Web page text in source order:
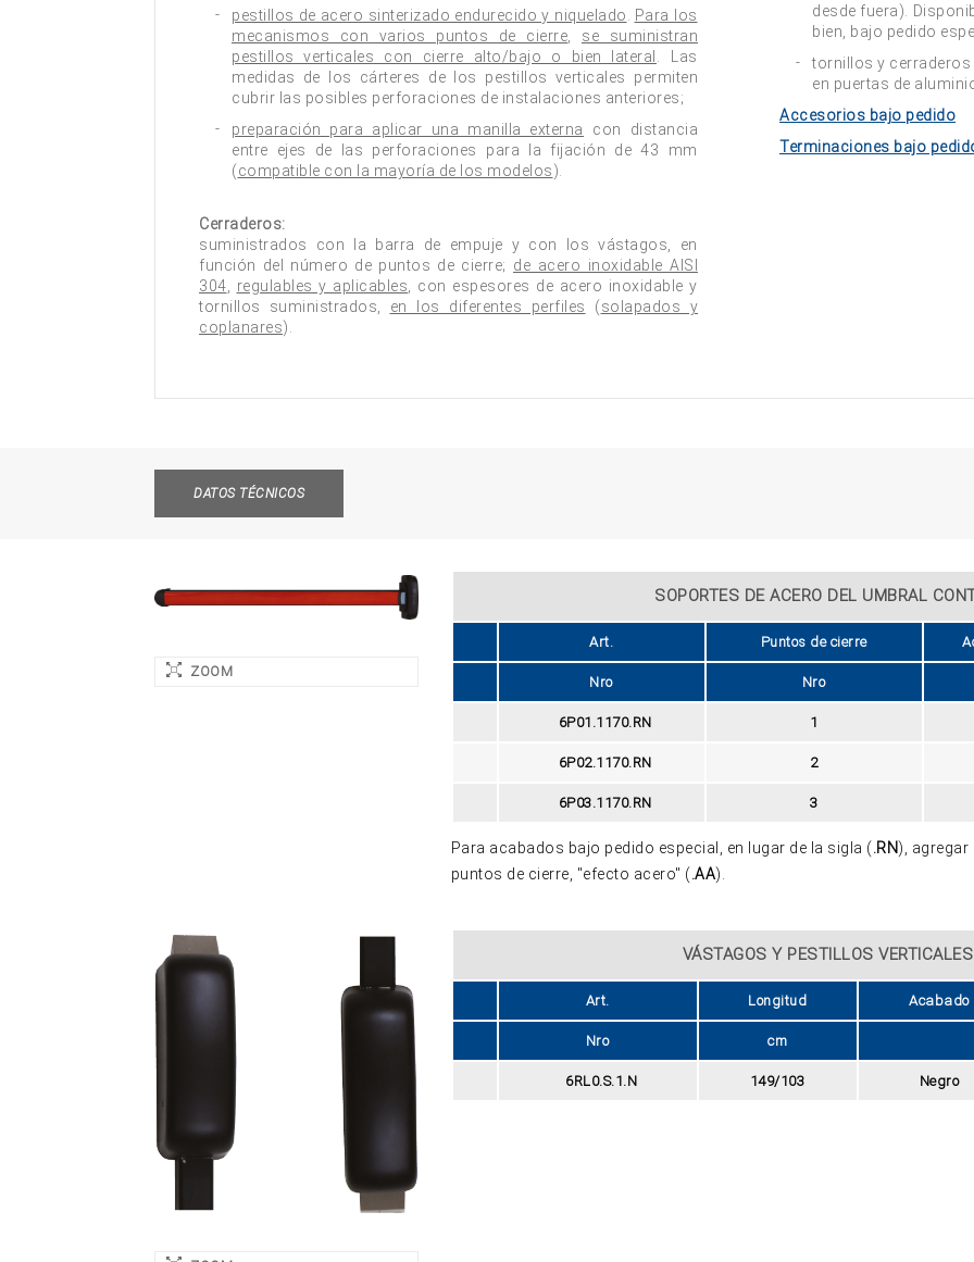
pestillos de acero sinterizado endurecido y niquelado
Para los
mecanismos con varios puntos de cierre
se suministran
pestillos verticales con cierre alto/bajo o bien lateral
. Las
medidas de los cárteres de los pestillos verticales permiten
cubrir las posibles perforaciones de instalaciones anteriores;
preparación para aplicar una manilla externa
con distancia
entre ejes de las perforaciones para la fijación de 43 mm
(compatible con la mayoría de los modelos).
Cerraderos:
suministrados con la barra de empuje y con los vástagos, en
función del número de puntos de cierre; de acero inoxidable AISI
304
regulables y aplicables , con espesores de acero inoxidable y
tornillos suministrados, en los diferentes perfiles (solapados y
coplanares).
desde fuera).
bien, bajo pedido
tornillos y
en puertas de
Accesorios bajo pedido
Terminaciones bajo
DATOS TÉCNICOS
ZOOM
SOPORTES DE ACERO DEL UMBRAL
Art. Puntos de cierre
Nro Nro
6P01.1170.RN 1
6P02.1170.RN 2
6P03.1170.RN 3
Para acabados bajo pedido especial, en lugar de la sigla (.RN), agregar
puntos de cierre, "efecto acero" (.AA).
VÁSTAGOS Y PESTILLOS
Art. Longitud Acabado
Nro cm
6RL0.S.1.N 149/103 Negro